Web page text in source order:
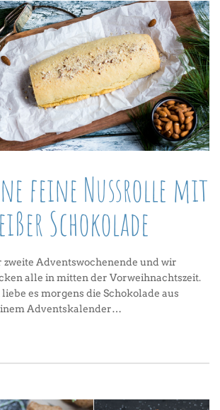
feine Nussrolle mit
Schokolade
zweite Adventswochenende und wir
alle in mitten der Vorweihnachtszeit.
liebe es morgens die Schokolade aus
Adventskalender…